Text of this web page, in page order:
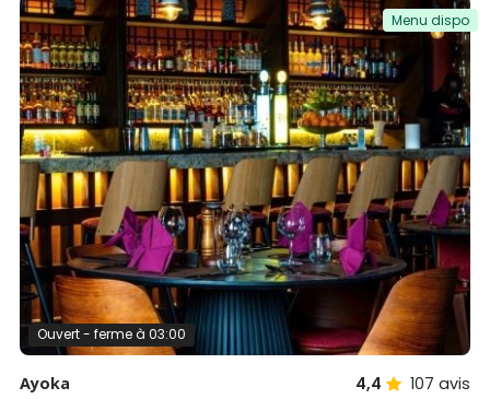
Ouvert - ferme à 03:00
Menu dispo
Ayoka 4,4 107 avis